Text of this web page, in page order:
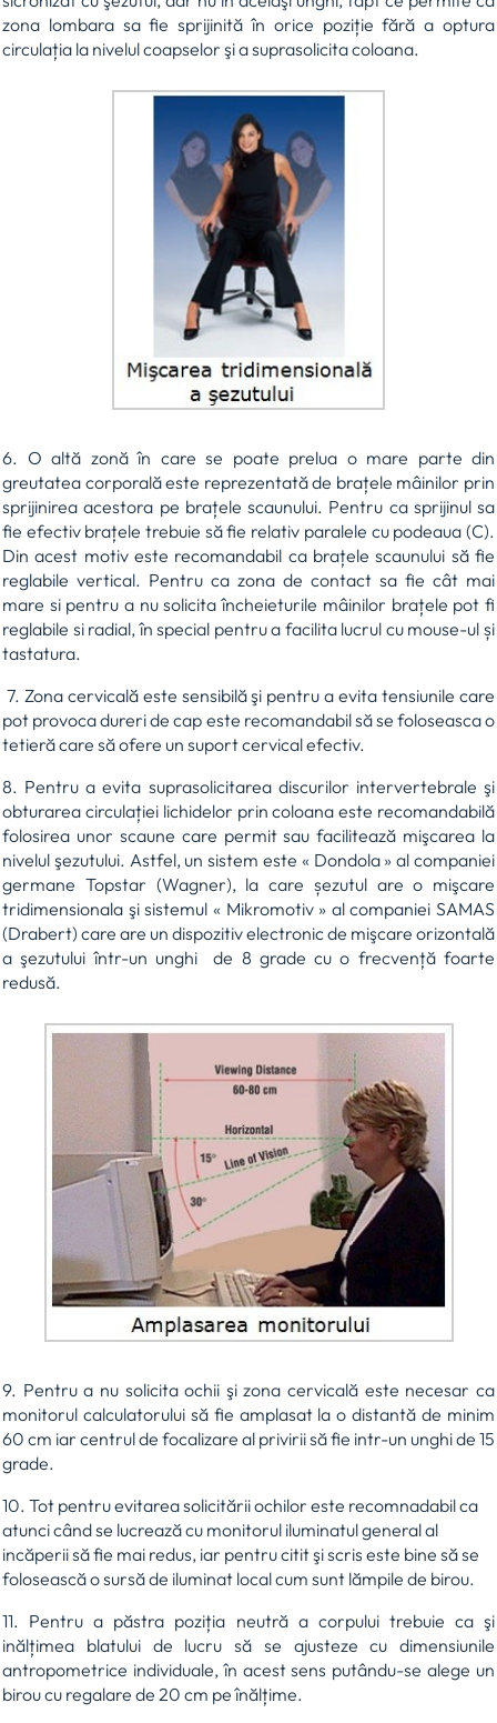
zona lombara sa fie sprijinită în orice poziție fără a optura
circulația la nivelul coapselor şi a suprasolicita coloana.
6. O altă zonă în care se poate prelua o mare parte din
greutatea corporală este reprezentată de brațele mâinilor prin
sprijinirea acestora pe brațele scaunului. Pentru ca sprijinul sa
fie efectiv brațele trebuie să fie relativ paralele cu podeaua (C).
Din acest motiv este recomandabil ca brațele scaunului să fie
reglabile vertical. Pentru ca zona de contact sa fie cât mai
mare si pentru a nu solicita încheieturile mâinilor brațele pot fi
reglabile si radial, în special pentru a facilita lucrul cu mouse-ul și
tastatura.
7. Zona cervicală este sensibilă şi pentru a evita tensiunile care
pot provoca dureri de cap este recomandabil să se foloseasca o
tetieră care să ofere un suport cervical efectiv.
8. Pentru a evita suprasolicitarea discurilor intervertebrale şi
obturarea circulației lichidelor prin coloana este recomandabilă
folosirea unor scaune care permit sau facilitează mişcarea la
nivelul şezutului. Astfel, un sistem este « Dondola » al companiei
germane Topstar (Wagner), la care șezutul are o mişcare
tridimensionala şi sistemul « Mikromotiv » al companiei SAMAS
(Drabert) care are un dispozitiv electronic de mişcare orizontală
a şezutului într-un unghi de 8 grade cu o frecvență foarte
redusă.
9. Pentru a nu solicita ochii şi zona cervicală este necesar ca
monitorul calculatorului să fie amplasat la o distantă de minim
60 cm iar centrul de focalizare al privirii să fie intr-un unghi de 15
grade.
10. Tot pentru evitarea solicitării ochilor este recomnadabil ca
atunci când se lucrează cu monitorul iluminatul general al
incăperii să fie mai redus, iar pentru citit şi scris este bine să se
folosească o sursă de iluminat local cum sunt lămpile de birou.
11. Pentru a păstra poziția neutră a corpului trebuie ca şi
inălțimea blatului de lucru să se ajusteze cu dimensiunile
antropometrice individuale, în acest sens putându-se alege un
birou cu regalare de 20 cm pe înălțime.